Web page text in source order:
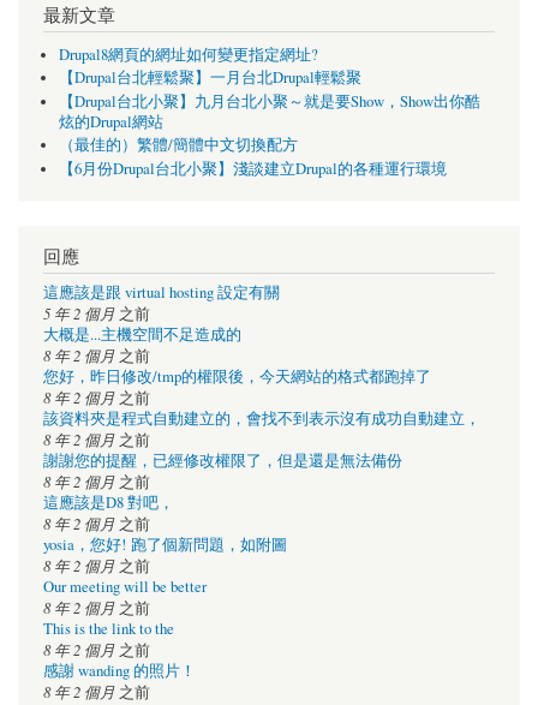
最新文章
Drupal8網頁的網址如何變更指定網址?
【Drupal台北輕鬆聚】一月台北Drupal輕鬆聚
【Drupal台北小聚】九月台北小聚～就是要Show，Show出你酷
炫的Drupal網站
（最佳的）繁體/簡體中文切換配方
【6月份Drupal台北小聚】淺談建立Drupal的各種運行環境
回應
這應該是跟 virtual hosting 設定有關
5 年 2 個月之前
大概是...主機空間不足造成的
8 年 2 個月之前
您好，昨日修改/tmp的權限後，今天網站的格式都跑掉了
8 年 2 個月之前
該資料夾是程式自動建立的，會找不到表示沒有成功自動建立，
8 年 2 個月之前
謝謝您的提醒，已經修改權限了，但是還是無法備份
8 年 2 個月之前
這應該是D8 對吧，
8 年 2 個月之前
yosia，您好! 跑了個新問題，如附圖
8 年 2 個月之前
Our meeting will be better
8 年 2 個月之前
This is the link to the
8 年 2 個月之前
感謝 wanding 的照片！
8 年 2 個月之前